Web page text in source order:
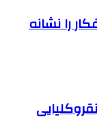
را نشانه